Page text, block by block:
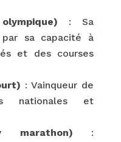
: Sa
sa capacité à
et des courses
: Vainqueur de
nationales et
marathon) :